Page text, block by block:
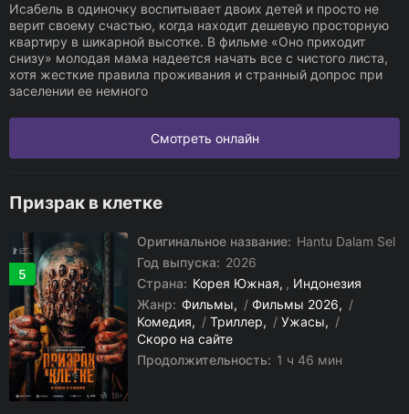
Исабель в одиночку воспитывает двоих детей и просто не
верит своему счастью, когда находит дешевую просторную
квартиру в шикарной высотке. В фильме «Оно приходит
снизу» молодая мама надеется начать все с чистого листа,
хотя жесткие правила проживания и странный допрос при
заселении ее немного
Смотреть онлайн
Призрак в клетке
5
Оригинальное название: Hantu Dalam Sel
Год выпуска: 2026
Страна: Корея Южная , Индонезия
Жанр: Фильмы / Фильмы 2026
/
Комедия
/ Триллер / Ужасы
/
Скоро на сайте
Продолжительность: 1 ч 46 мин